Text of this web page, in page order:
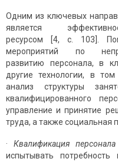
Одним из ключевых
является
ресурсом [4, с. 103].
мероприятий по
развитию персонала, в
другие технологии, в
анализ структуры
квалифицированного
управление и принятие
труда, а также социальная
·Квалификация
испытывать